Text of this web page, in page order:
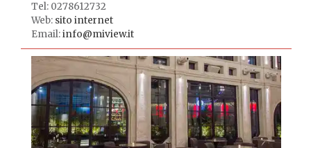
Tel: 0278612732
Web: sito internet
Email:info@miview.it